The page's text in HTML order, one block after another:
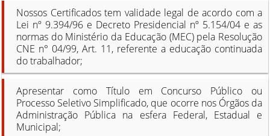
Nossos Certificados tem validade legal de acordo com a
Lei nº 9.394/96 e Decreto Presidencial nº 5.154/04 e as
normas do Ministério da Educação (MEC) pela Resolução
CNE n° 04/99, Art. 11, referente a educação continuada
do trabalhador;
Apresentar como Título em Concurso Público ou
Processo Seletivo Simplificado, que ocorre nos Órgãos da
Administração Pública na esfera Federal, Estadual e
Municipal;